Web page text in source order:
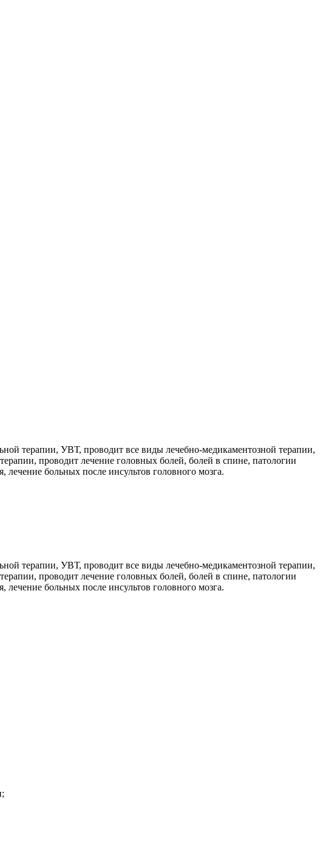
терапии, УВТ, проводит все виды лечебно-медикаментозной терапии,
проводит лечение головных болей, болей в спине, патологии
больных после инсультов головного мозга.
терапии, УВТ, проводит все виды лечебно-медикаментозной терапии,
проводит лечение головных болей, болей в спине, патологии
больных после инсультов головного мозга.